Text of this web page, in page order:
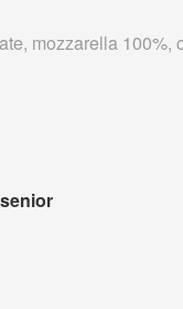
mozzarella 100%,